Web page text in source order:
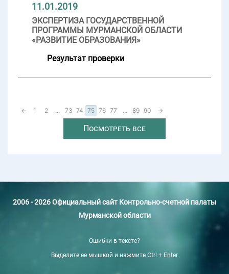
11.01.2019
ЭКСПЕРТИЗА ГОСУДАРСТВЕННОЙ
ПРОГРАММЫ МУРМАНСКОЙ ОБЛАСТИ
«РАЗВИТИЕ ОБРАЗОВАНИЯ»
Результат проверки
← 1 2 ... 73 74 75 76 77 ... 89 90 →
Посмотреть все
2006 - 2026 Официальный сайт Контрольно-счетной палаты
Мурманской области
Ошибки в тексте?
Выделите ее мышкой и нажмите Ctrl + Enter